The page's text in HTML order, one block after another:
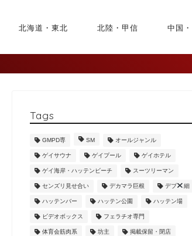
北海道・東北 北陸・甲信 中国
Tags
GMPD専 SM オールジャンル
ゲイサウナ ゲイプール ゲイホテル
ゲイ海岸・ハッテンビーチ スーツリーマン
センズリ見せ合い デカマラ巨根 デブ 細
ハッテンバー ハッテン公園 ハッテン場
ビデオボックス フェラチオ専門
体育会筋肉系 坊主 掲載保留・閉店